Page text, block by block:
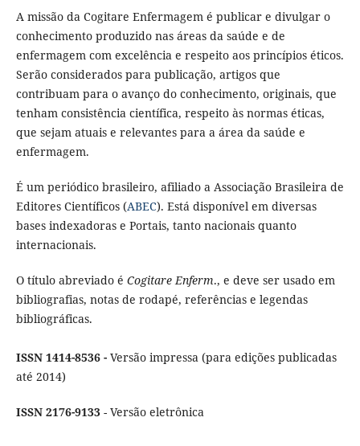
A missão da Cogitare Enfermagem é publicar e divulgar o
conhecimento produzido nas áreas da saúde e de
enfermagem com excelência e respeito aos princípios éticos.
Serão considerados para publicação, artigos que
contribuam para o avanço do conhecimento, originais, que
tenham consistência científica, respeito às normas éticas,
que sejam atuais e relevantes para a área da saúde e
enfermagem.
É um periódico brasileiro, afiliado a Associação Brasileira de
Editores Científicos (ABEC). Está disponível em diversas
bases indexadoras e Portais, tanto nacionais quanto
internacionais.
O título abreviado é Cogitare Enferm., e deve ser usado em
bibliografias, notas de rodapé, referências e legendas
bibliográficas.
ISSN 1414-8536 - Versão impressa (para edições publicadas
até 2014)
ISSN 2176-9133- Versão eletrônica